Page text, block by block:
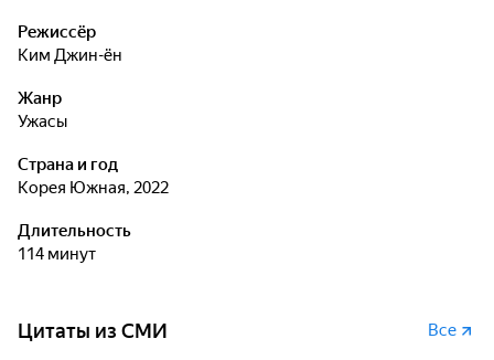
Режиссёр
Ким Джин-ён
Жанр
ужасы
Страна и год
Корея Южная, 2022
Длительность
114 минут
Цитаты из СМИ Все